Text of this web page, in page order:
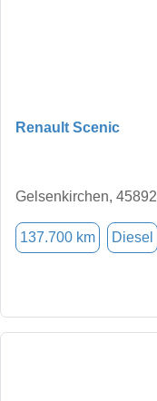
Renault Scenic
Gelsenkirchen, 45892
137.700 km Diesel